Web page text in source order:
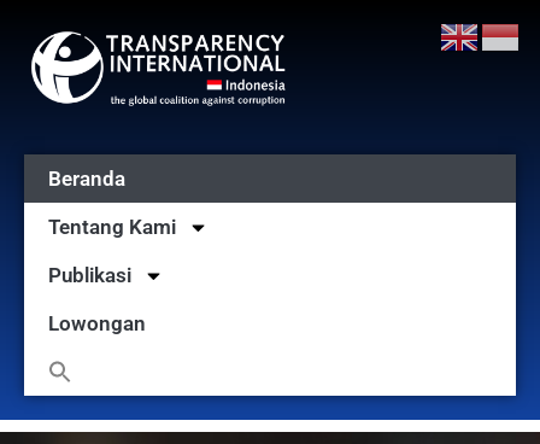
Beranda
Tentang Kami
Publikasi
Lowongan